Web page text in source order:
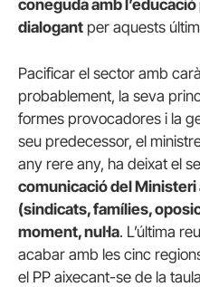
coneguda amb
dialogant per aquests
Pacificar el sector amb
probablement, la seva
formes provocadores i la
seu predecessor, el
any rere any, ha deixat el
comunicació del
(sindicats, famílies,
moment, nul·la. L’última
acabar amb les cinc
el PP aixecant-se de la